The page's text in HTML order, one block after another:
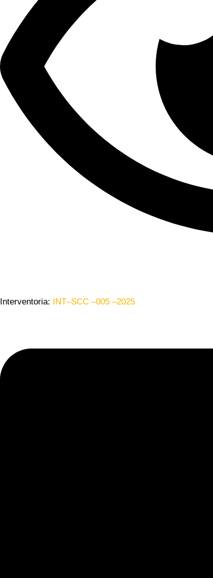
Interventoria: INT–SCC –005 –2025